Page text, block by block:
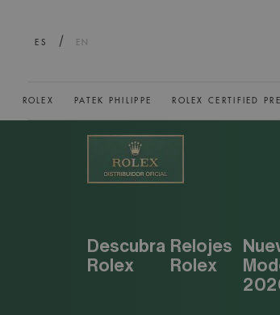
ES / EN
ROLEX PATEK PHILIPPE ROLEX CERTIFIED
Descubra
Rolex
Relojes
Rolex